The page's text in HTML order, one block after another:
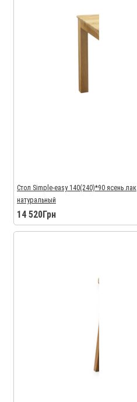
Стол Simple-easy 140(240)*90 ясень лак
натуральный
14 520Грн